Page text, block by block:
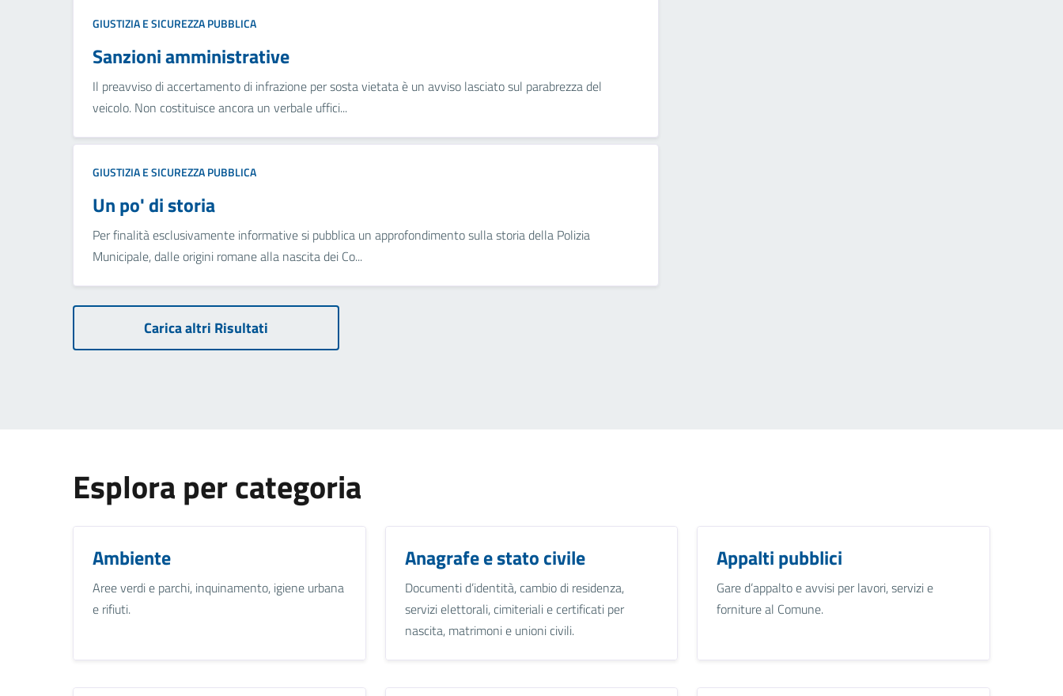
GIUSTIZIA E SICUREZZA PUBBLICA
Sanzioni amministrative
Il preavviso di accertamento di infrazione per sosta vietata è un avviso lasciato sul parabrezza del
veicolo. Non costituisce ancora un verbale uffici...
GIUSTIZIA E SICUREZZA PUBBLICA
Un po' di storia
Per finalità esclusivamente informative si pubblica un approfondimento sulla storia della Polizia
Municipale, dalle origini romane alla nascita dei Co...
Carica altri Risultati
Esplora per categoria
Ambiente
Aree verdi e parchi, inquinamento, igiene urbana
e rifiuti.
Anagrafe e stato civile
Documenti d’identità, cambio di residenza,
servizi elettorali, cimiteriali e certificati per
nascita, matrimoni e unioni civili.
Appalti pubblici
Gare d’appalto e avvisi per lavori, servizi e
forniture al Comune.